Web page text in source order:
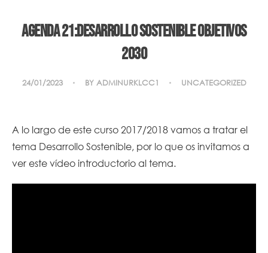
Agenda 21:Desarrollo sostenible objetivos
2030
24/01/2023 BY ADMINURKLCC1 UNCATEGORIZED
A lo largo de este curso 2017/2018 vamos a tratar el
tema Desarrollo Sostenible, por lo que os invitamos a
ver este vídeo introductorio al tema.